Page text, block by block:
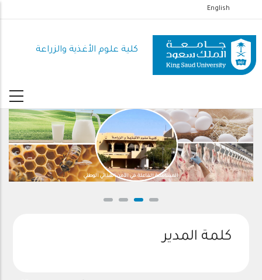
إلى
المحتوى
الرئيسي
English
كلية علوم الأغذية والزراعة
المساهمة الفاعلة في الأمن الغذائي الوطني
كلمة المدير